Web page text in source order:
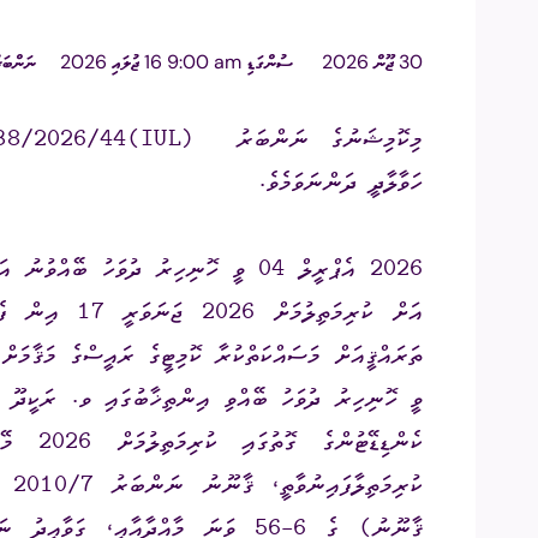
ފޮރިން
30 ޖޫން 2026 ސުންގަޑި am ⁧9:00 16 ޖުލައި 2026
ހަވާލާދީ ދަންނަވަމެވެ.
ވީ ހޮނިހިރު ދުވަހު ބޭއްވި އިންތިޚާބުގައި ވ.